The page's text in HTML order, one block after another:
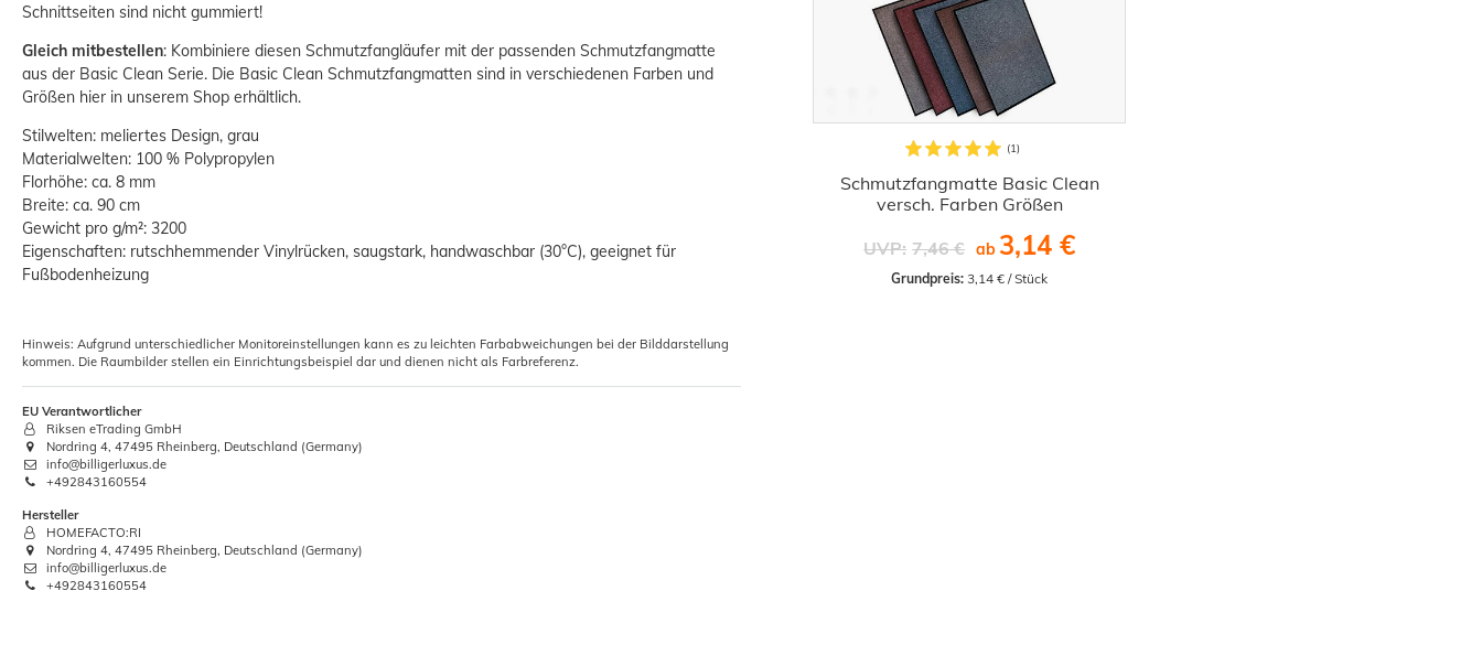
Schnittseiten sind nicht gummiert!
Gleich mitbestellen: Kombiniere diesen Schmutzfangläufer mit der passenden Schmutzfangmatte
aus der Basic Clean Serie. Die Basic Clean Schmutzfangmatten sind in verschiedenen Farben und
Größen hier in unserem Shop erhältlich.
Stilwelten: meliertes Design, grau
Materialwelten: 100 % Polypropylen
Florhöhe: ca. 8 mm
Breite: ca. 90 cm
Gewicht pro g/m²: 3200
Eigenschaften: rutschhemmender Vinylrücken, saugstark, handwaschbar (30°C), geeignet für
Fußbodenheizung
Hinweis: Aufgrund unterschiedlicher Monitoreinstellungen kann es zu leichten Farbabweichungen bei der Bilddarstellung
kommen. Die Raumbilder stellen ein Einrichtungsbeispiel dar und dienen nicht als Farbreferenz.
EU Verantwortlicher
Riksen eTrading GmbH
Nordring 4, 47495 Rheinberg, Deutschland (Germany)
info@billigerluxus.de
+492843160554
Hersteller
HOMEFACTO:RI
Nordring 4, 47495 Rheinberg, Deutschland (Germany)
info@billigerluxus.de
+492843160554
Schmutzfangmatte Basic Clean
versch. Farben Größen
UVP: 7,46 € ab 3,14 €
Grundpreis: 3,14 € / Stück